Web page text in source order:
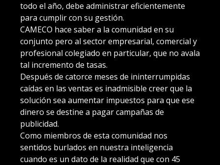
todo el año, debe administrar eficientemente
para cumplir con su gestión.
CAMECO hace saber a la comunidad en su
conjunto pero al sector empresarial, comercial y
profesional colegiado en particular, que no avala
tal incremento de tasas.
Después de catorce meses de ininterrumpidas
caídas en las ventas es inadmisible creer que la
solución sea aumentar impuestos para que ese
dinero se destine a pagar campañas de
publicidad.
Como miembros de esta comunidad nos
sentidos burlados en nuestra inteligencia
cuando es un dato de la realidad que con 45